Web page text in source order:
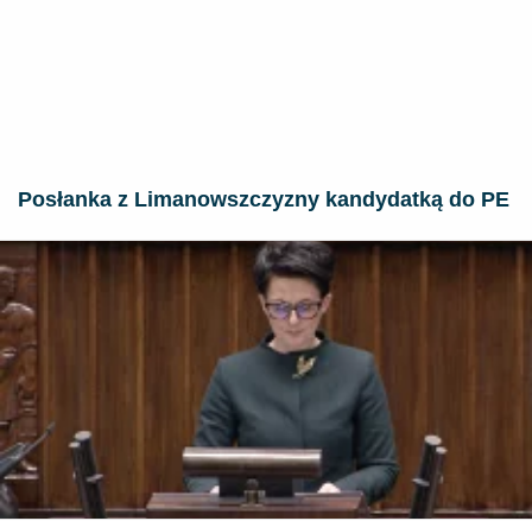
Posłanka z Limanowszczyzny kandydatką do PE